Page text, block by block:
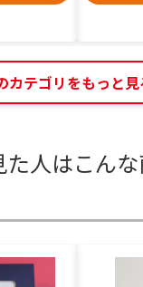
カテゴリをもっと見
た人はこん